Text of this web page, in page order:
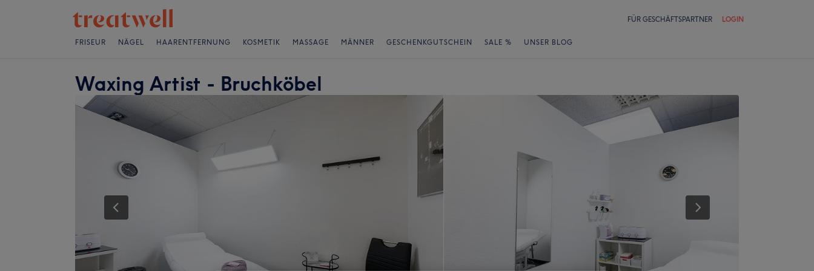
FÜR GESCHÄFTSPARTNER LOGIN
FRISEUR NÄGEL HAARENTFERNUNG KOSMETIK MASSAGE MÄNNER GESCHENKGUTSCHEIN SALE % UNSER BLOG
Waxing Artist - Bruchköbel